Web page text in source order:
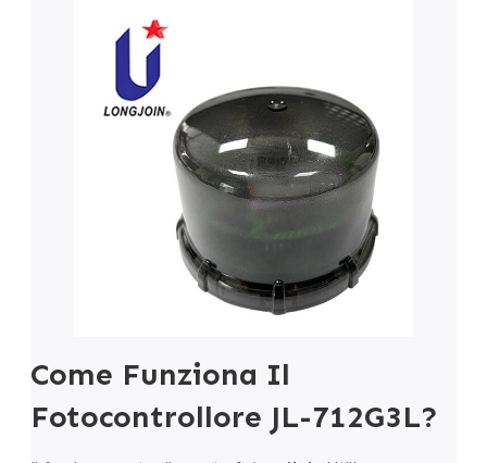
Come Funziona Il
Fotocontrollore JL-712G3L?